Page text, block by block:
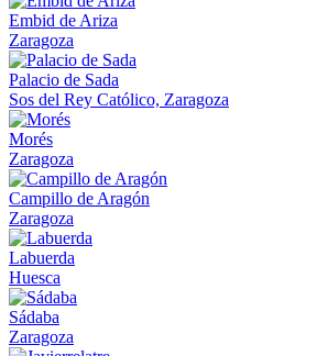
Embid de Ariza
Zaragoza
Palacio de Sada
Sos del Rey Católico, Zaragoza
Morés
Zaragoza
Campillo de Aragón
Zaragoza
Labuerda
Huesca
Sádaba
Zaragoza